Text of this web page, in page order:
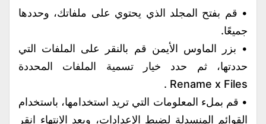
• قم بفتح المجلد الذي يحتوي على ملفاتك، وحددها
جميعًا.
• بزر الماوس الأيمن قم بالنقر على الملفات التي
حددتها، ثم حدد خيار تسمية الملفات المحددة
Rename x Files .
• قم بملء المعلومات التي تريد استخدامها، باستخدام
القوائم المنسدلة لضبط الإعدادات، وبعد الانتهاء انقر